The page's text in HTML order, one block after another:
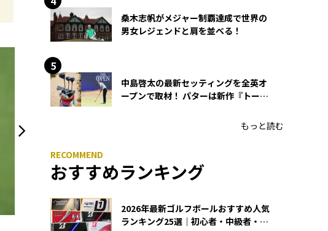
桑木志帆がメジャー制覇達成で世界の
男女レジェンドと肩を並べる！
中島啓太の最新セッティングを全英オ
ープンで取材！ パターは新作『トーチ
もっと読む
おすすめランキング
2026年最新ゴルフボールおすすめ人気
ランキング25選｜初心者・中級者・上